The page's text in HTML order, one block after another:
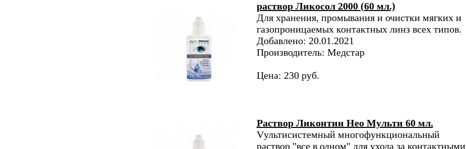
раствор Ликосол 2000 (60 мл.)
Для хранения, промывания и очистки мягких и
газопроницаемых контактных линз всех типов.
Добавлено: 20.01.2021
Производитель: Медстар
Цена: 230 руб.
Раствор Ликонтин Нео Мульти 60 мл.
Vультисистемный многофункциональный
раствор "все в одном" для ухода за контактными